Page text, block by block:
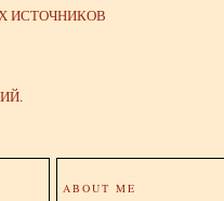
ИСТОЧНИКОВ
ABOUT ME